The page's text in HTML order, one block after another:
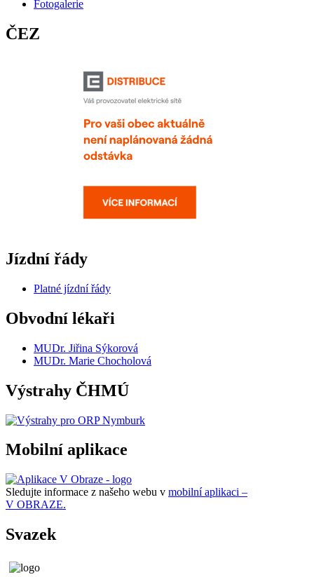
Fotogalerie
ČEZ
Jízdní řády
Platné jízdní řády
Obvodní lékaři
MUDr. Jiřina Sýkorová
MUDr. Marie Chocholová
Výstrahy ČHMÚ
Mobilní aplikace
Sledujte informace z našeho webu v mobilní aplikaci –
V OBRAZE.
Svazek